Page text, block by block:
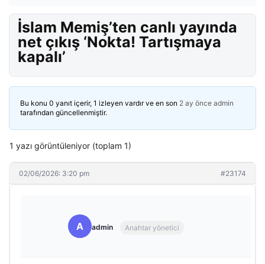
İslam Memiş’ten canlı yayında
net çıkış ‘Nokta! Tartışmaya
kapalı’
Bu konu 0 yanıt içerir, 1 izleyen vardır ve en son 2 ay önce admin
tarafından güncellenmiştir.
1 yazı görüntüleniyor (toplam 1)
02/06/2026: 3:20 pm #23174
A admin Anahtar yönetici